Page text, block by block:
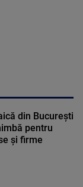
din București
pentru
și firme